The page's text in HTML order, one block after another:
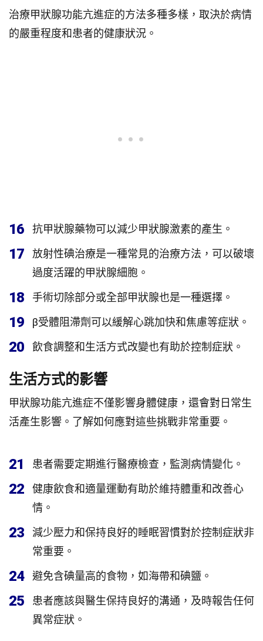
治療甲狀腺功能亢進症的方法多種多樣，取決於病情
的嚴重程度和患者的健康狀況。
16 抗甲狀腺藥物可以減少甲狀腺激素的產生。
17
放射性碘治療是一種常見的治療方法，可以破壞
過度活躍的甲狀腺細胞。
18 手術切除部分或全部甲狀腺也是一種選擇。
19 β受體阻滯劑可以緩解心跳加快和焦慮等症狀。
20 飲食調整和生活方式改變也有助於控制症狀。
生活方式的影響
甲狀腺功能亢進症不僅影響身體健康，還會對日常生
活產生影響。了解如何應對這些挑戰非常重要。
21 患者需要定期進行醫療檢查，監測病情變化。
22
健康飲食和適量運動有助於維持體重和改善心
情。
23
減少壓力和保持良好的睡眠習慣對於控制症狀非
常重要。
24 避免含碘量高的食物，如海帶和碘鹽。
25
患者應該與醫生保持良好的溝通，及時報告任何
異常症狀。